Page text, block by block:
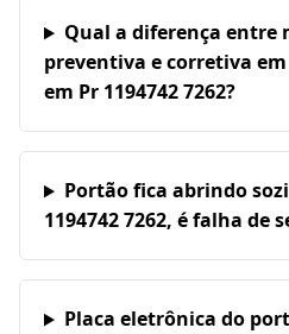
Qual a diferença entre
preventiva e corretiva
em Pr 1194742 7262?
Portão fica abrindo
1194742 7262, é falha de
Placa eletrônica do